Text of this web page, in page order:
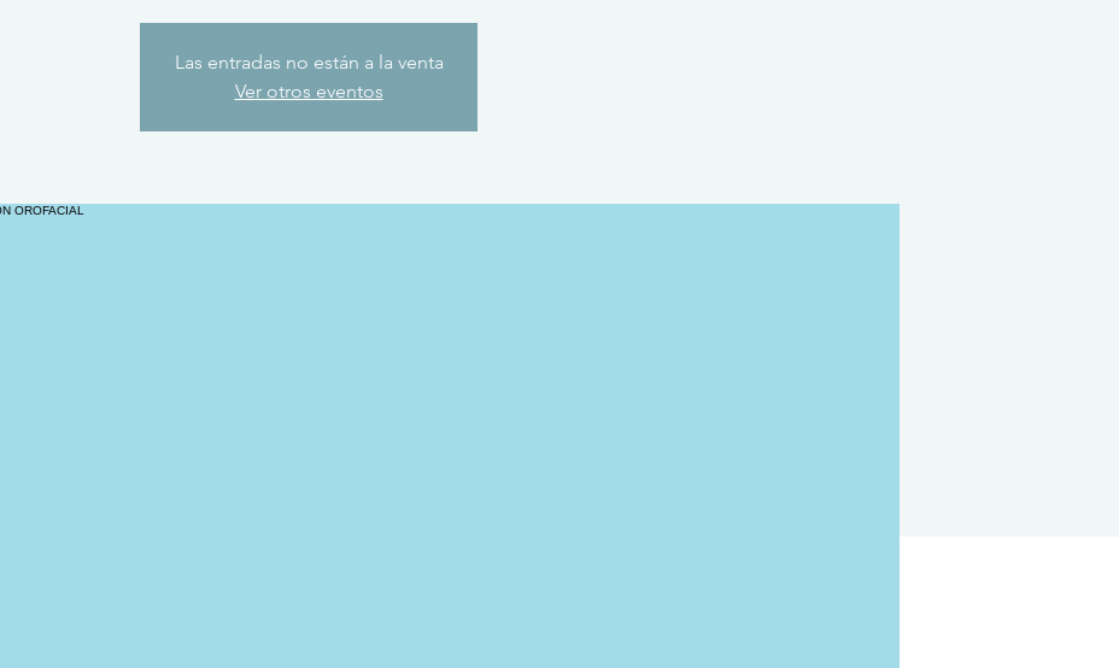
Las entradas no están a la venta
Ver otros eventos